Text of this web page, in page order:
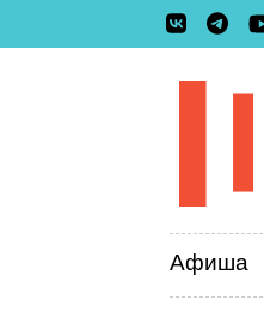
Афиша